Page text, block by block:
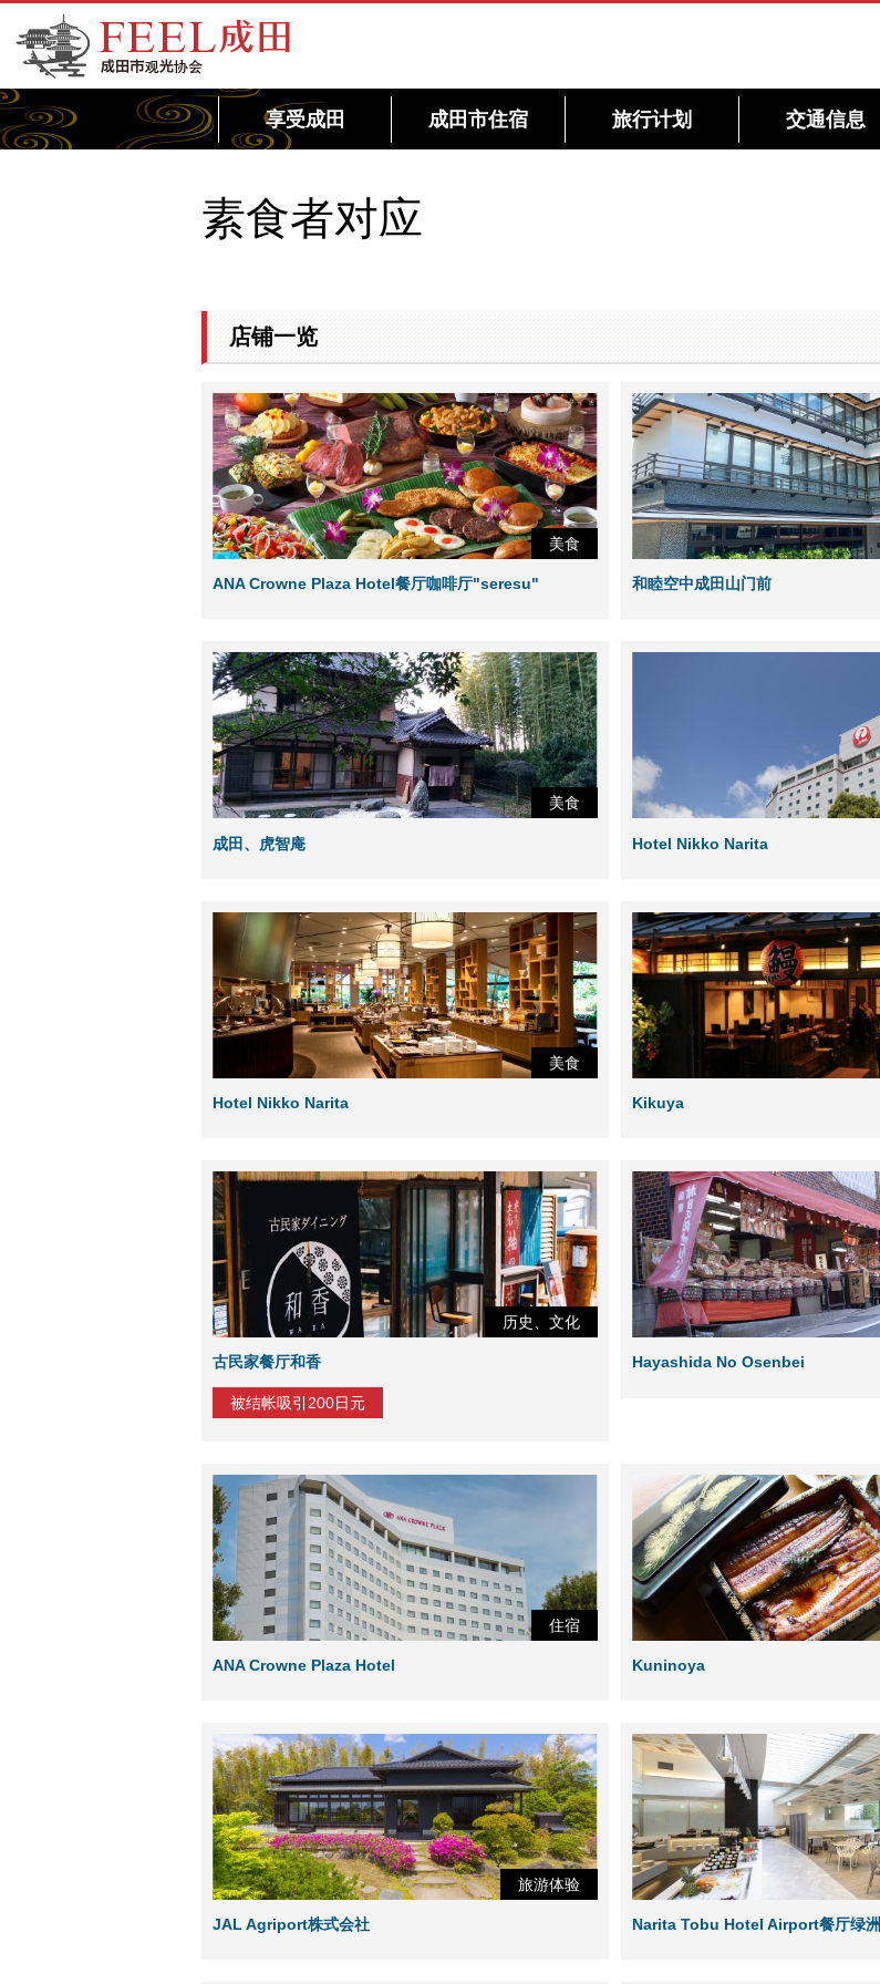
FEEL成田成田市观光协会官方网站
享受成田 成田市住宿 旅行计划 交通信息
素食者对应
店铺一览
美食
ANA Crowne Plaza Hotel餐厅咖啡厅"seresu" 和睦空中成田山门前
美食
成田、虎智庵 Hotel Nikko Narita
美食
Hotel Nikko Narita Kikuya
历史、文化
古民家餐厅和香
被结帐吸引200日元
Hayashida No Osenbei
住宿
ANA Crowne Plaza Hotel Kuninoya
旅游体验
JAL Agriport株式会社 Narita Tobu Hotel Airport餐厅绿洲